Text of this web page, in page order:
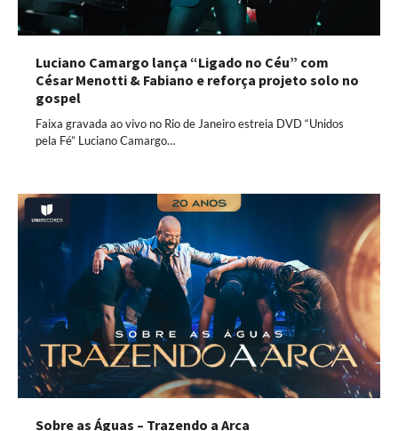
Luciano Camargo lança “Ligado no Céu” com
César Menotti & Fabiano e reforça projeto solo no
gospel
Faixa gravada ao vivo no Rio de Janeiro estreia DVD “Unidos
pela Fé” Luciano Camargo…
Sobre as Águas – Trazendo a Arca